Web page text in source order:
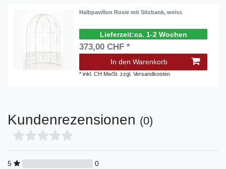
Halbpavillon Rosie mit Sitzbank, weiss
ca. 1-2 Wochen
373,00 CHF *
In den Warenkorb
*inkl. CH MwSt. zzgl.Versandkosten
Kundenrezensionen (0)
5
0